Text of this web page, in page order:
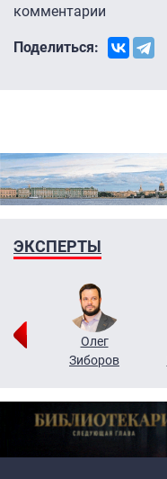
комментарии
Поделиться:
ЭКСПЕРТЫ
Олег
Зиборов